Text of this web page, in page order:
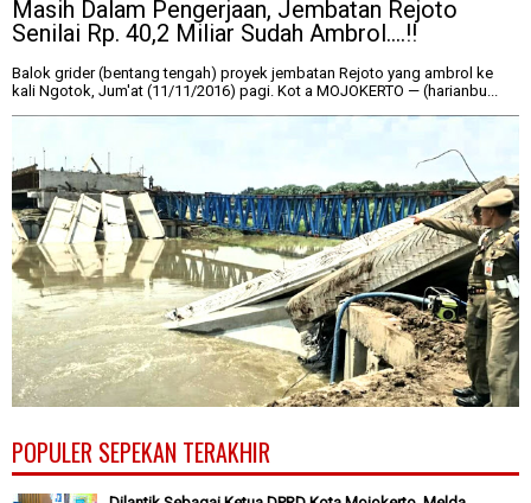
Masih Dalam Pengerjaan, Jembatan Rejoto
Senilai Rp. 40,2 Miliar Sudah Ambrol....!!
Balok grider (bentang tengah) proyek jembatan Rejoto yang ambrol ke
kali Ngotok, Jum'at (11/11/2016) pagi. Kot a MOJOKERTO — (harianbu...
POPULER SEPEKAN TERAKHIR